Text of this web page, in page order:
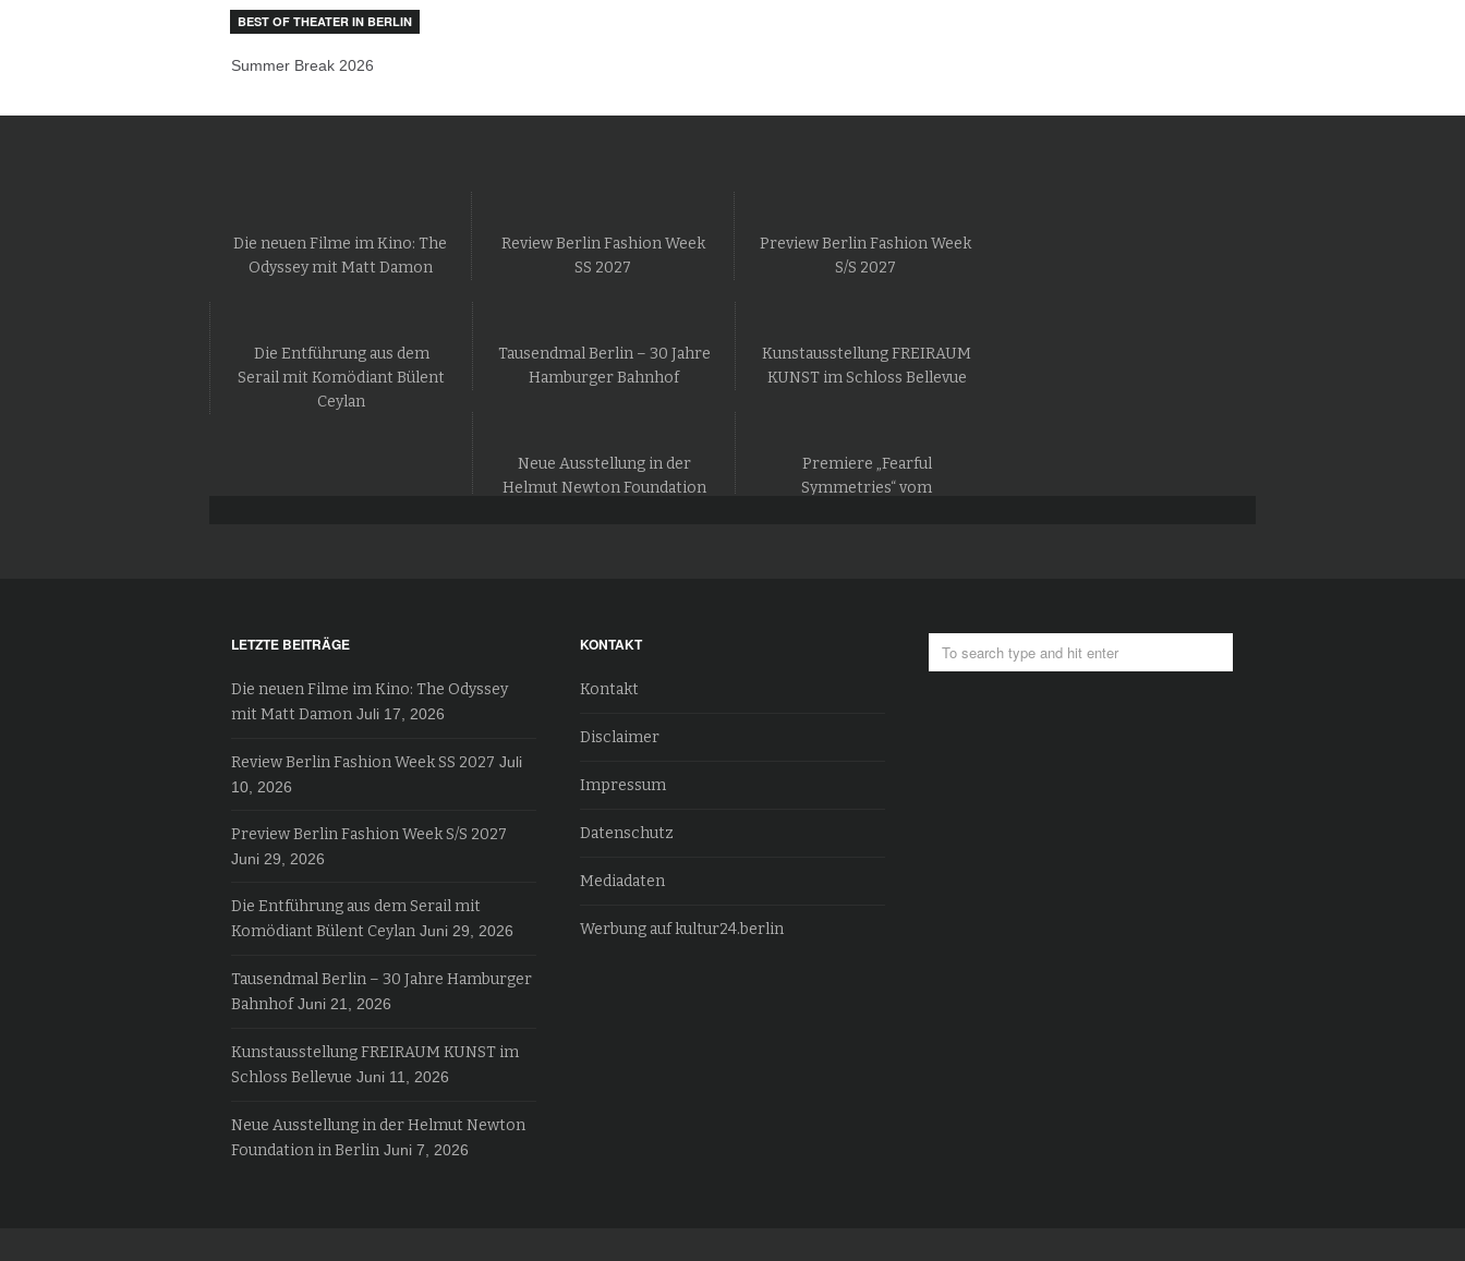
BEST OF THEATER IN BERLIN
Summer Break 2026
Die neuen Filme im Kino: The
Odyssey mit Matt Damon
Review Berlin Fashion Week
SS 2027
Preview Berlin Fashion Week
S/S 2027
Die Entführung aus dem
Serail mit Komödiant Bülent
Ceylan
Tausendmal Berlin – 30 Jahre
Hamburger Bahnhof
Kunstausstellung FREIRAUM
KUNST im Schloss Bellevue
Neue Ausstellung in der
Helmut Newton Foundation
Premiere „Fearful
Symmetries“ vom
LETZTE BEITRÄGE
Die neuen Filme im Kino: The Odyssey
mit Matt Damon Juli 17, 2026
Review Berlin Fashion Week SS 2027 Juli
10, 2026
Preview Berlin Fashion Week S/S 2027
Juni 29, 2026
Die Entführung aus dem Serail mit
Komödiant Bülent Ceylan Juni 29, 2026
Tausendmal Berlin – 30 Jahre Hamburger
Bahnhof Juni 21, 2026
Kunstausstellung FREIRAUM KUNST im
Schloss Bellevue Juni 11, 2026
Neue Ausstellung in der Helmut Newton
Foundation in Berlin Juni 7, 2026
KONTAKT
Kontakt
Disclaimer
Impressum
Datenschutz
Mediadaten
Werbung auf kultur24.berlin